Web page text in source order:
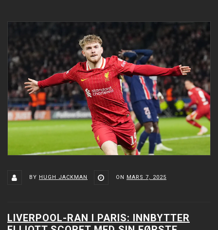
BY HUGH JACKMAN ON MARS 7, 2025
LIVERPOOL-RAN I PARIS: INNBYTTER